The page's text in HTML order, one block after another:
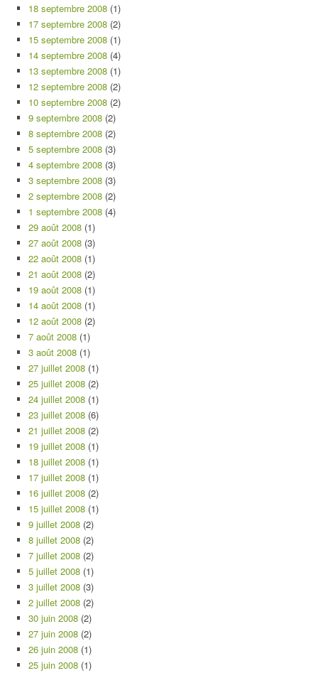
18 septembre 2008 (1)
17 septembre 2008 (2)
15 septembre 2008 (1)
14 septembre 2008 (4)
13 septembre 2008 (1)
12 septembre 2008 (2)
10 septembre 2008 (2)
9 septembre 2008 (2)
8 septembre 2008 (2)
5 septembre 2008 (3)
4 septembre 2008 (3)
3 septembre 2008 (3)
2 septembre 2008 (2)
1 septembre 2008 (4)
29 août 2008 (1)
27 août 2008 (3)
22 août 2008 (1)
21 août 2008 (2)
19 août 2008 (1)
14 août 2008 (1)
12 août 2008 (2)
7 août 2008 (1)
3 août 2008 (1)
27 juillet 2008 (1)
25 juillet 2008 (2)
24 juillet 2008 (1)
23 juillet 2008 (6)
21 juillet 2008 (2)
19 juillet 2008 (1)
18 juillet 2008 (1)
17 juillet 2008 (1)
16 juillet 2008 (2)
15 juillet 2008 (1)
9 juillet 2008 (2)
8 juillet 2008 (2)
7 juillet 2008 (2)
5 juillet 2008 (1)
3 juillet 2008 (3)
2 juillet 2008 (2)
30 juin 2008 (2)
27 juin 2008 (2)
26 juin 2008 (1)
25 juin 2008 (1)